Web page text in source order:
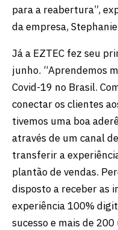
para a reabertura”,
da empresa,
Já a EZTEC fez seu
junho. “Aprendemos
Covid-19 no Brasil.
conectar os clientes
tivemos uma boa
através de um canal
transferir a
plantão de vendas.
disposto a receber as
experiência 100%
sucesso e mais de